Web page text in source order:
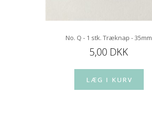
No. Q - 1 stk. Træknap - 35mm
5,00 DKK